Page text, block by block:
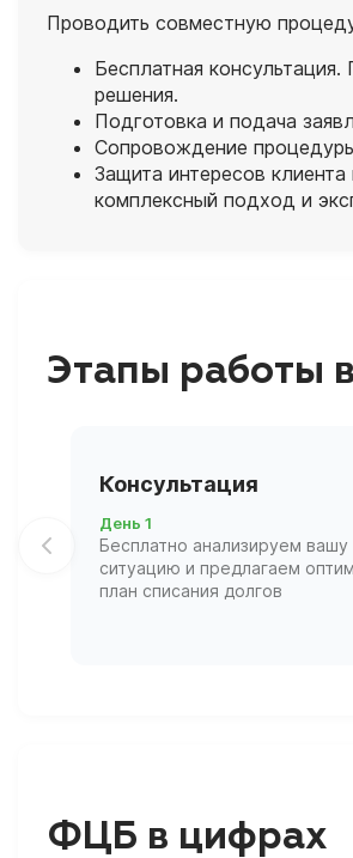
Проводить совместную
Бесплатная
решения.
Подготовка и подача
Сопровождение
Защита интересов
комплексный подход и
Этапы работы
Консультация
День 1
Бесплатно анализируем вашу
ситуацию и предлагаем
план списания долгов
ФЦБ в цифрах